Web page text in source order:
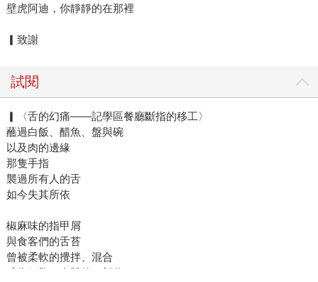
壁虎阿迪，你靜靜的在那裡
▎致謝
試閱
▎〈舌的幻痛——記學區餐廳斷指的移工〉
蘸過白飯、醋魚、盤與碗
以及肉的邊緣
那隻手指
襲過所有人的舌
如今失其所依
椒麻味的指甲屑
與食客們的舌苔
曾被柔軟的攪拌、混合
成為細胞，身體的一部分